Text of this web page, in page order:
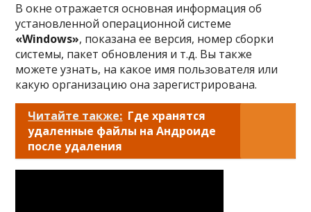
В окне отражается основная информация об
установленной операционной системе
«Windows», показана ее версия, номер сборки
системы, пакет обновления и т.д. Вы также
можете узнать, на какое имя пользователя или
какую организацию она зарегистрирована.
Читайте также: Где хранятся
удаленные файлы на Андроиде
после удаления